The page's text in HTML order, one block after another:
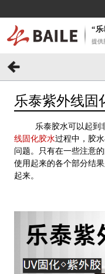
“乐
提供
乐泰紫外线固
么？[百乐粘
乐泰胶水可以起到
线固化胶水过程中，胶
问题。只有在一些注意
使用起来的各个部分结
起来。